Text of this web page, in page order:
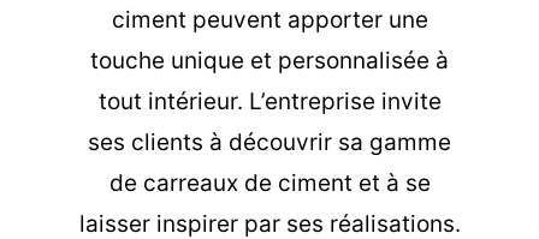
ciment peuvent apporter une
touche unique et personnalisée à
tout intérieur. L’entreprise invite
ses clients à découvrir sa gamme
de carreaux de ciment et à se
laisser inspirer par ses réalisations.